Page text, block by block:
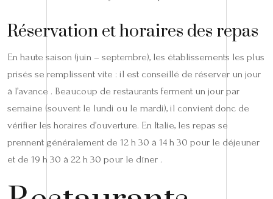
Réservation et horaires des repas
En haute saison (juin – septembre), les établissements les plus
prisés se remplissent vite : il est conseillé de réserver un jour
à l’avance . Beaucoup de restaurants ferment un jour par
semaine (souvent le lundi ou le mardi), il convient donc de
vérifier les horaires d’ouverture. En Italie, les repas se
prennent généralement de 12 h 30 à 14 h 30 pour le déjeuner
et de 19 h 30 à 22 h 30 pour le dîner .